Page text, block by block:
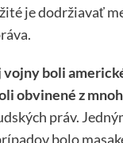
je dodržiavať
vojny boli
obvinené z
práv.
bolo